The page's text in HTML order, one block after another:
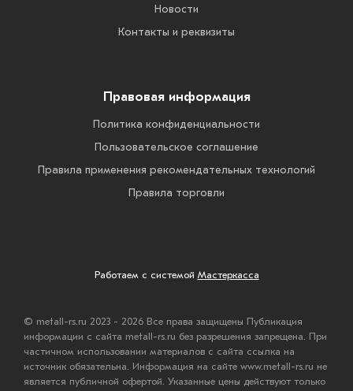
Новости
Контакты и реквизиты
Правовая информация
Политика конфиденциальности
Пользовательское соглашение
Правила применения рекомендательных технологий
Правила торговли
Работаем с системой Мастеркасса
© metall-rs.ru 2023 - 2026 Все права защищены Публикация
информации с сайта metall-rs.ru без разрешения запрещена. При
частичном использовании материалов с сайта ссылка на
источник обязательна. Информация на сайте www.metall-rs.ru не
является публичной офертой. Указанные цены действуют только